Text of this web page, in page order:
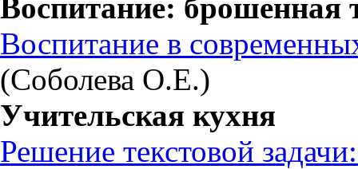
Воспитание: брошенная
Воспитание в
(Соболева О.Е.)
Учительская кухня
Решение текстовой